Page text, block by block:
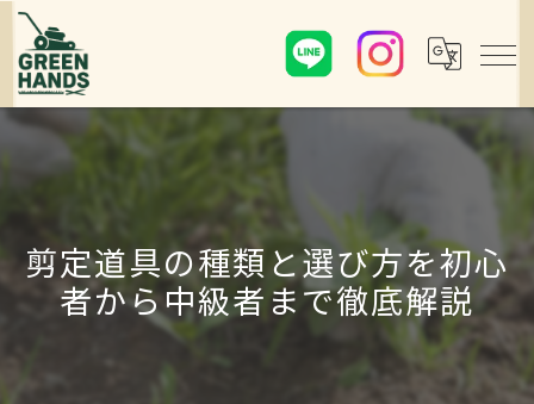
剪定道具の種類と選び方を初心
者から中級者まで徹底解説